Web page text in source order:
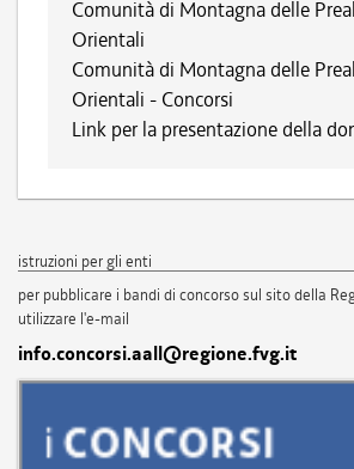
Comunità di Montagna delle
Orientali
Comunità di Montagna delle
Orientali - Concorsi
Link per la presentazione della
istruzioni per gli enti
per pubblicare i bandi di concorso sul sito della
utilizzare l'e-mail
info.concorsi.aall@regione.fvg.it